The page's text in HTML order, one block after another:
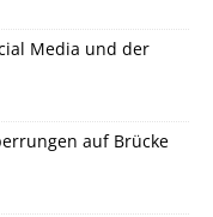
Media und der
auf Brücke